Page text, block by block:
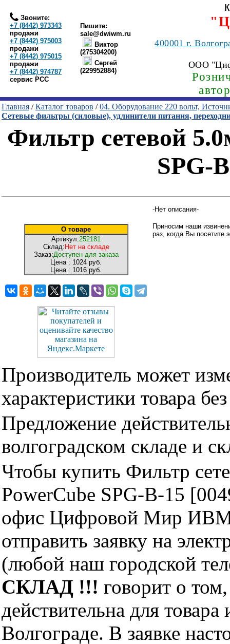
Звоните:
+7 (8442) 973343
продажи
+7 (8442) 975003
продажи
+7 (8442) 975015
продажи
+7 (8442) 974787
сервис РСС
Пишите:
sale@dwiwm.ru
Виктор
(275304200)
Сергей
(229952884)
400001г.
ООО
Главная /Каталог товаров /04. Оборудование 220 вольт,
Сетевые фильтры (силовые), удлинители питания,
Фильтр сетевой
SPG-
О товаре
Артикул:252181
Склад: Нет на складе
Заказ:Доступен для заказа
Цена : 1024 руб.
Цена : 1016 руб.
-Нет описания-
Приносим наши
раз, когда Вы посетите
Производитель может
характеристики товара
Предложение
волгоградском складе и
Чтобы купить Фильтр
PowerCube SPG-B-15
офис Цифровой Мир ИВМ
отправить заявку на
(любой наш городской
СКЛАД !!! говорит о
действительна для
Волгограде. В заявке